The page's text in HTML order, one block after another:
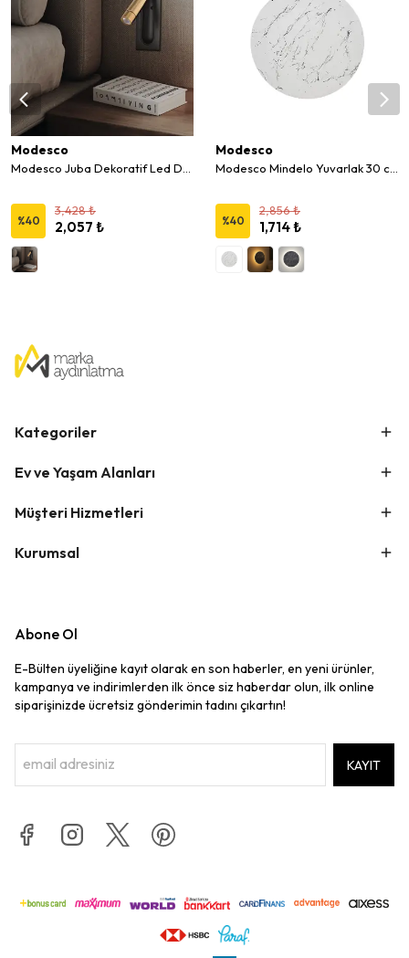
Modesco
%40
3,428 ₺
2,057 ₺
Modesco
%40
2,856 ₺
1,714 ₺
Kategoriler
Ev ve Yaşam Alanları
Müşteri Hizmetleri
Kurumsal
Abone Ol
E-Bülten üyeliğine kayıt olarak en son haberler, en yeni ürünler,
kampanya ve indirimlerden ilk önce siz haberdar olun, ilk online
siparişinizde ücretsiz gönderimin tadını çıkartın!
KAYIT